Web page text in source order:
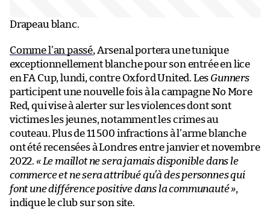
Drapeau blanc.
Comme l’an passé, Arsenal portera une tunique
exceptionnellement blanche pour son entrée en lice
en FA Cup, lundi, contre Oxford United. Les Gunners
participent une nouvelle fois à la campagne No More
Red, qui vise à alerter sur les violences dont sont
victimes les jeunes, notamment les crimes au
couteau. Plus de 11 500 infractions à l’arme blanche
ont été recensées à Londres entre janvier et novembre
2022. « Le maillot ne sera jamais disponible dans le
commerce et ne sera attribué qu’à des personnes qui
font une différence positive dans la communauté »,
indique le club sur son site.